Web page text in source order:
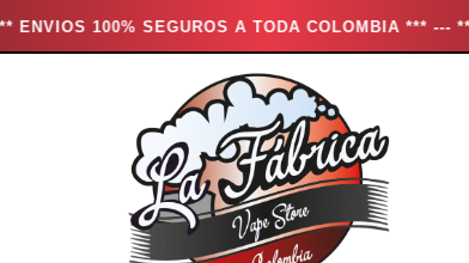
SEGUROS A TODA COLOMBIA *** --- *** POR